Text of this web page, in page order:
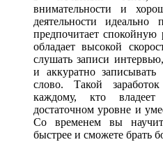
внимательности и
деятельности
предпочитает спокойную
обладает высокой
слушать записи
и аккуратно
слово. Такой
каждому, кто
достаточном уровне и
Со временем вы
быстрее и сможете брать